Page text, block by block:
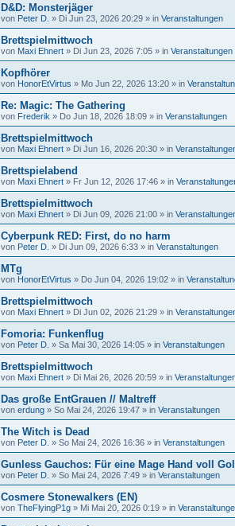
D&D: Monsterjäger
von Peter D. » Di Jun 23, 2026 20:29 » in Veranstaltungen
Brettspielmittwoch
von Maxi Ehnert » Di Jun 23, 2026 7:05 » in Veranstaltungen
Kopfhörer
von HonorEtVirtus » Mo Jun 22, 2026 13:20 » in
Re: Magic: The Gathering
von Frederik » Do Jun 18, 2026 18:09 » in Veranstaltungen
Brettspielmittwoch
von Maxi Ehnert » Di Jun 16, 2026 20:30 » in
Brettspielabend
von Maxi Ehnert » Fr Jun 12, 2026 17:46 » in
Brettspielmittwoch
von Maxi Ehnert » Di Jun 09, 2026 21:00 » in
Cyberpunk RED: First, do no harm
von Peter D. » Di Jun 09, 2026 6:33 » in Veranstaltungen
MTg
von HonorEtVirtus » Do Jun 04, 2026 19:02 » in
Brettspielmittwoch
von Maxi Ehnert » Di Jun 02, 2026 21:29 » in
Fomoria: Funkenflug
von Peter D. » Sa Mai 30, 2026 14:05 » in Veranstaltungen
Brettspielmittwoch
von Maxi Ehnert » Di Mai 26, 2026 20:59 » in
Das große EntGrauen // Maltreff
von erdung » So Mai 24, 2026 19:47 » in Veranstaltungen
The Witch is Dead
von Peter D. » So Mai 24, 2026 16:36 » in Veranstaltungen
Gunless Gauchos: Für eine Mage Hand voll
von Peter D. » So Mai 24, 2026 7:49 » in Veranstaltungen
Cosmere Stonewalkers (EN)
von TheFlyingP1g » Mi Mai 20, 2026 0:19 » in